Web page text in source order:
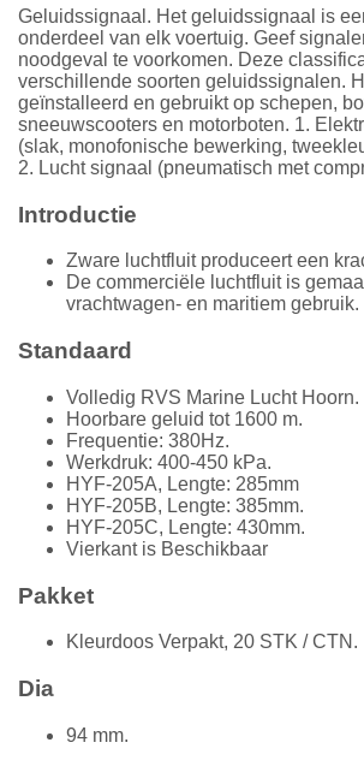
Geluidssignaal. Het geluidssignaal is
onderdeel van elk voertuig. Geef
noodgeval te voorkomen. Deze
verschillende soorten geluidssignalen.
geïnstalleerd en gebruikt op schepen,
sneeuwscooters en motorboten. 1.
(slak, monofonische bewerking,
2. Lucht signaal (pneumatisch met
Introductie
Zware luchtfluit produceert een
De commerciële luchtfluit is
vrachtwagen- en maritiem gebruik.
Standaard
Volledig RVS Marine Lucht Hoorn.
Hoorbare geluid tot 1600 m.
Frequentie: 380Hz.
Werkdruk: 400-450 kPa.
HYF-205A, Lengte: 285mm
HYF-205B, Lengte: 385mm.
HYF-205C, Lengte: 430mm.
Vierkant is Beschikbaar
Pakket
Kleurdoos Verpakt, 20 STK / CTN.
Dia
94 mm.